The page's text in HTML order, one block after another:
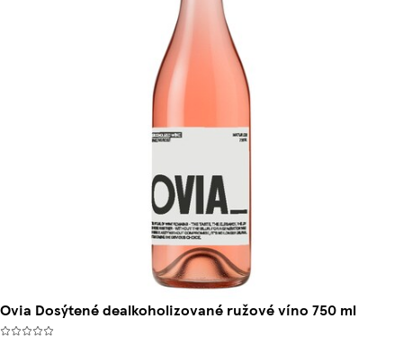
Ovia Dosýtené dealkoholizované ružové víno 750 ml